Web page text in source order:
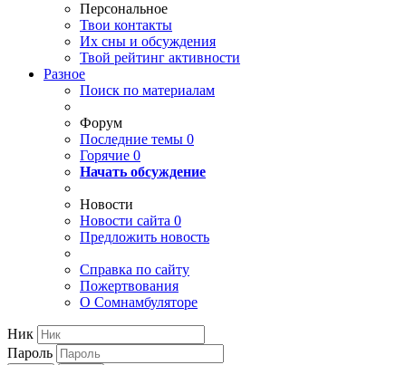
Персональное
Твои контакты
Их сны и обсуждения
Твой рейтинг активности
Разное
Поиск по материалам
Форум
Последние темы 0
Горячие 0
Начать обсуждение
Новости
Новости сайта 0
Предложить новость
Справка по сайту
Пожертвования
О Сомнамбуляторе
Ник
Пароль